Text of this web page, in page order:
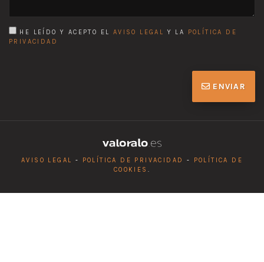
HE LEÍDO Y ACEPTO EL AVISO LEGAL Y LA
POLÍTICA DE
PRIVACIDAD
ENVIAR
AVISO LEGAL - POLÍTICA DE PRIVACIDAD -
POLÍTICA DE
COOKIES .